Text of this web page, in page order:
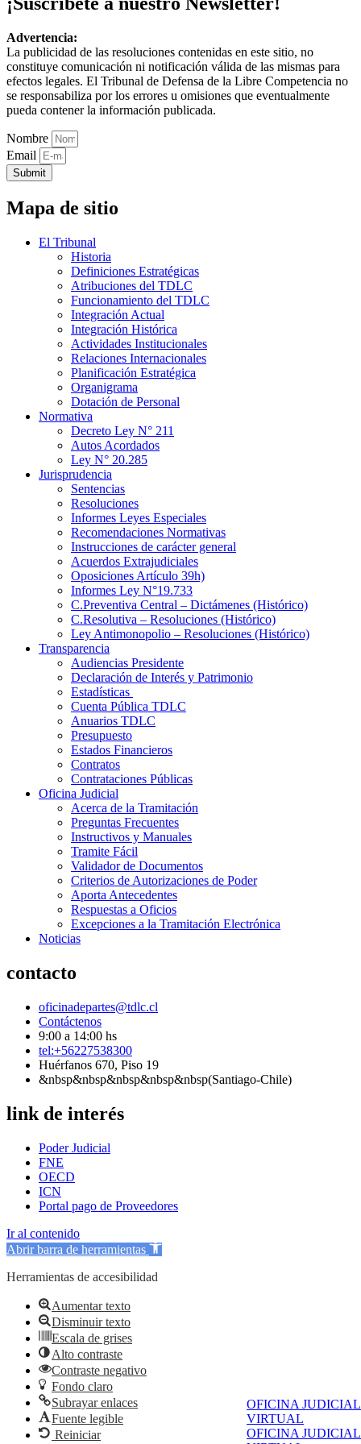
OFICINA JUDICIAL
VIRTUAL
OFICINA JUDICIAL
Advertencia:
La publicidad de las resoluciones contenidas en este sitio, no
constituye comunicación ni notificación válida de las mismas para
efectos legales. El Tribunal de Defensa de la Libre Competencia no
se responsabiliza por los errores u omisiones que eventualmente
pueda contener la información publicada.
Nombre
Email
Submit
Mapa de sitio
El Tribunal
Historia
Definiciones Estratégicas
Atribuciones del TDLC
Funcionamiento del TDLC
Integración Actual
Integración Histórica
Actividades Institucionales
Relaciones Internacionales
Planificación Estratégica
Organigrama
Dotación de Personal
Normativa
Decreto Ley N° 211
Autos Acordados
Ley N° 20.285
Jurisprudencia
Sentencias
Resoluciones
Informes Leyes Especiales
Recomendaciones Normativas
Instrucciones de carácter general
Acuerdos Extrajudiciales
Oposiciones Artículo 39h)
Informes Ley N°19.733
C.Preventiva Central – Dictámenes (Histórico)
C.Resolutiva – Resoluciones (Histórico)
Ley Antimonopolio – Resoluciones (Histórico)
Transparencia
Audiencias Presidente
Declaración de Interés y Patrimonio
Estadísticas
Cuenta Pública TDLC
Anuarios TDLC
Presupuesto
Estados Financieros
Contratos
Contrataciones Públicas
Oficina Judicial
Acerca de la Tramitación
Preguntas Frecuentes
Instructivos y Manuales
Tramite Fácil
Validador de Documentos
Criterios de Autorizaciones de Poder
Aporta Antecedentes
Respuestas a Oficios
Excepciones a la Tramitación Electrónica
Noticias
contacto
oficinadepartes@tdlc.cl
Contáctenos
9:00 a 14:00 hs
tel:+56227538300
Huérfanos 670, Piso 19
&nbsp&nbsp&nbsp&nbsp&nbsp(Santiago-Chile)
link de interés
Poder Judicial
FNE
OECD
ICN
Portal pago de Proveedores
Ir al contenido
Abrir barra de herramientas
Herramientas de accesibilidad
Aumentar texto
Disminuir texto
Escala de grises
Alto contraste
Contraste negativo
Fondo claro
Subrayar enlaces
Fuente legible
Reiniciar